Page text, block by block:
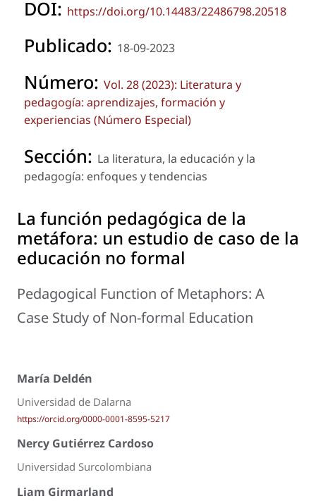
DOI: https://doi.org/10.14483/22486798.20518
Publicado: 18-09-2023
Número: Vol. 28 (2023): Literatura y
pedagogía: aprendizajes, formación y
experiencias (Número Especial)
Sección: La literatura, la educación y la
pedagogía: enfoques y tendencias
La función pedagógica de la
metáfora: un estudio de caso de la
educación no formal
Pedagogical Function of Metaphors: A
Case Study of Non-formal Education
María Deldén
Universidad de Dalarna
https://orcid.org/0000-0001-8595-5217
Nercy Gutiérrez Cardoso
Universidad Surcolombiana
Liam Girmarland